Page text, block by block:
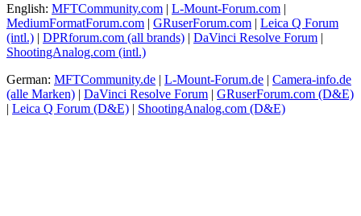
English: MFTCommunity.com | L-Mount-Forum.com |
MediumFormatForum.com | GRuserForum.com | Leica Q Forum
(intl.) | DPRforum.com (all brands) | DaVinci Resolve Forum |
ShootingAnalog.com (intl.)
German: MFTCommunity.de | L-Mount-Forum.de | Camera-info.de
(alle Marken) | DaVinci Resolve Forum | GRuserForum.com (D&E)
| Leica Q Forum (D&E) | ShootingAnalog.com (D&E)